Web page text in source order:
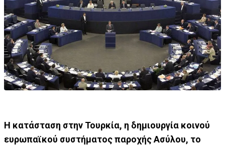
Η κατάσταση στην Τουρκία, η δημιουργία κοινού
ευρωπαϊκού συστήματος παροχής Ασύλου, το